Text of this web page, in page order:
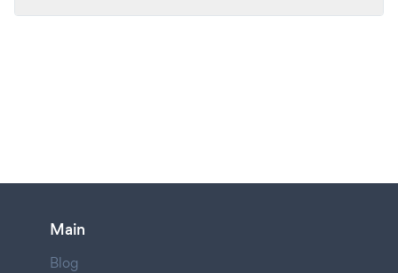
Main
Blog